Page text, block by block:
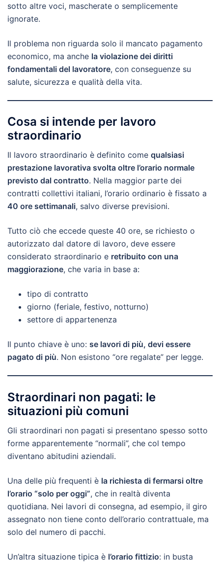
sotto altre voci, mascherate o semplicemente
ignorate.
Il problema non riguarda solo il mancato pagamento
economico, ma anche la violazione dei diritti
fondamentali del lavoratore, con conseguenze su
salute, sicurezza e qualità della vita.
Cosa si intende per lavoro
straordinario
Il lavoro straordinario è definito come qualsiasi
prestazione lavorativa svolta oltre l’orario normale
previsto dal contratto. Nella maggior parte dei
contratti collettivi italiani, l’orario ordinario è fissato a
40 ore settimanali, salvo diverse previsioni.
Tutto ciò che eccede queste 40 ore, se richiesto o
autorizzato dal datore di lavoro, deve essere
considerato straordinario e retribuito con una
maggiorazione, che varia in base a:
tipo di contratto
giorno (feriale, festivo, notturno)
settore di appartenenza
Il punto chiave è uno: se lavori di più, devi essere
pagato di più. Non esistono “ore regalate” per legge.
Straordinari non pagati: le
situazioni più comuni
Gli straordinari non pagati si presentano spesso sotto
forme apparentemente “normali”, che col tempo
diventano abitudini aziendali.
Una delle più frequenti è la richiesta di fermarsi oltre
l’orario “solo per oggi”, che in realtà diventa
quotidiana. Nei lavori di consegna, ad esempio, il giro
assegnato non tiene conto dell’orario contrattuale, ma
solo del numero di pacchi.
Un’altra situazione tipica è l’orario fittizio: in busta